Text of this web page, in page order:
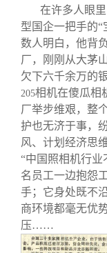
在许多人眼
型国企一把手的
数人明白，他背
厂，刚刚从大茅
欠下六千余万的
205相机在傻瓜相
厂举步维艰，整
护也无济于事，
风、计划经济思
“中国照相机行业
名员工一边抱怨
手；它身处既不
商环境都毫无优
压……